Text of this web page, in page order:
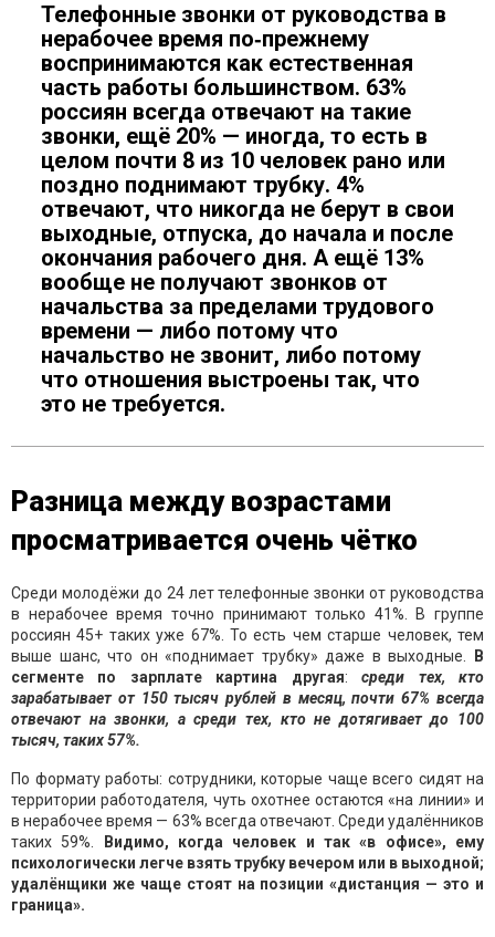
Телефонные звонки от руководства в
нерабочее время по‑прежнему
воспринимаются как естественная
часть работы большинством. 63%
россиян всегда отвечают на такие
звонки, ещё 20% — иногда, то есть в
целом почти 8 из 10 человек рано или
поздно поднимают трубку. 4%
отвечают, что никогда не берут в свои
выходные, отпуска, до начала и после
окончания рабочего дня. А ещё 13%
вообще не получают звонков от
начальства за пределами трудового
времени — либо потому что
начальство не звонит, либо потому
что отношения выстроены так, что
это не требуется.
Разница между возрастами
просматривается очень чётко
Среди молодёжи до 24 лет телефонные звонки от руководства
в нерабочее время точно принимают только 41%. В группе
россиян 45+ таких уже 67%. То есть чем старше человек, тем
выше шанс, что он «поднимает трубку» даже в выходные.
В
сегменте по зарплате картина другая:среди тех, кто
зарабатывает от 150 тысяч рублей в месяц, почти 67% всегда
отвечают на звонки, а среди тех, кто не дотягивает до 100
тысяч, таких 57%.
По формату работы: сотрудники, которые чаще всего сидят на
территории работодателя, чуть охотнее остаются «на линии» и
в нерабочее время — 63% всегда отвечают. Среди удалёнников
таких 59%.
Видимо, когда человек и так «в офисе», ему
психологически легче взять трубку вечером или в выходной;
удалёнщики же чаще стоят на позиции «дистанция — это и
граница».